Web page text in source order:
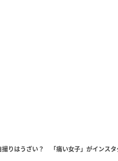
撮りはうざい？ 「痛い女子」がインスタ